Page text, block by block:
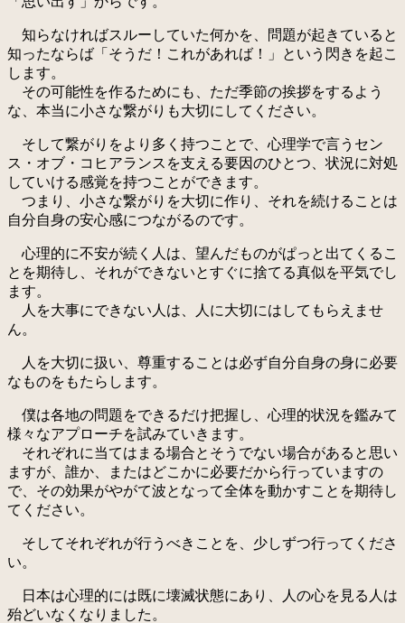
知らなければスルーしていた何かを、問題が起きていると
知ったならば「そうだ！これがあれば！」という閃きを起こ
します。
その可能性を作るためにも、ただ季節の挨拶をするよう
な、本当に小さな繋がりも大切にしてください。
そして繋がりをより多く持つことで、心理学で言うセン
ス・オブ・コヒアランスを支える要因のひとつ、状況に対処
していける感覚を持つことができます。
つまり、小さな繋がりを大切に作り、それを続けることは
自分自身の安心感につながるのです。
心理的に不安が続く人は、望んだものがぱっと出てくるこ
とを期待し、それができないとすぐに捨てる真似を平気でし
ます。
人を大事にできない人は、人に大切にはしてもらえませ
ん。
人を大切に扱い、尊重することは必ず自分自身の身に必要
なものをもたらします。
僕は各地の問題をできるだけ把握し、心理的状況を鑑みて
様々なアプローチを試みていきます。
それぞれに当てはまる場合とそうでない場合があると思い
ますが、誰か、またはどこかに必要だから行っていますの
で、その効果がやがて波となって全体を動かすことを期待し
てください。
そしてそれぞれが行うべきことを、少しずつ行ってくださ
い。
日本は心理的には既に壊滅状態にあり、人の心を見る人は
殆どいなくなりました。